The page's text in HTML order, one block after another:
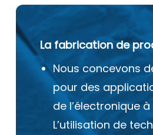
La fabrication de
Nous concevons
pour des
de l’électronique à
L’utilisation de